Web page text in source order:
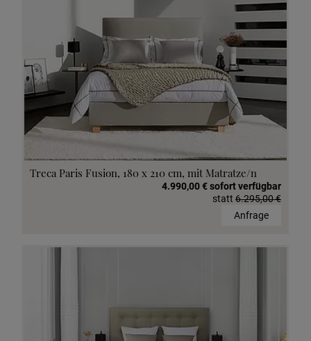
Treca Paris Fusion, 180 x 210 cm, mit Matratze/n
4.990,00 € sofort verfügbar
statt 6.295,00 €
Anfrage